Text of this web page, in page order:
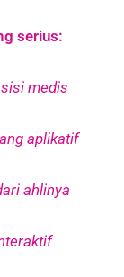
serius:
medis
aplikatif
ahlinya